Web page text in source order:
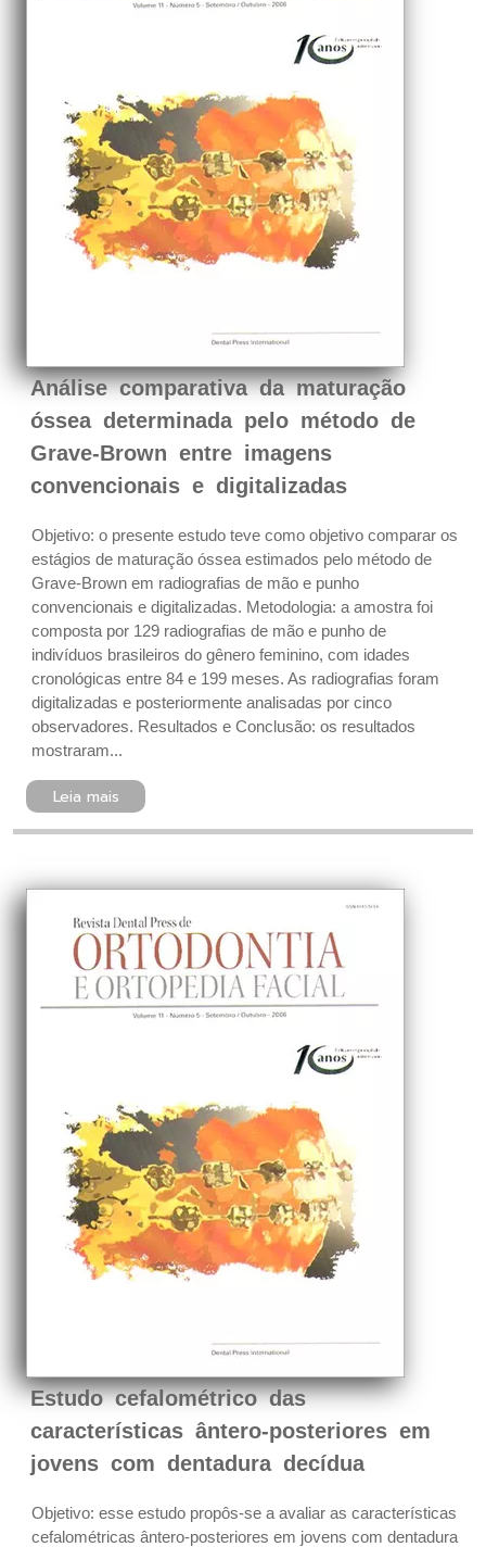
Análise comparativa da maturação
óssea determinada pelo método de
Grave-Brown entre imagens
convencionais e digitalizadas
Objetivo: o presente estudo teve como objetivo comparar os
estágios de maturação óssea estimados pelo método de
Grave-Brown em radiografias de mão e punho
convencionais e digitalizadas. Metodologia: a amostra foi
composta por 129 radiografias de mão e punho de
indivíduos brasileiros do gênero feminino, com idades
cronológicas entre 84 e 199 meses. As radiografias foram
digitalizadas e posteriormente analisadas por cinco
observadores. Resultados e Conclusão: os resultados
mostraram...
Leia mais
Estudo cefalométrico das
características ântero-posteriores em
jovens com dentadura decídua
Objetivo: esse estudo propôs-se a avaliar as características
cefalométricas ântero-posteriores em jovens com dentadura